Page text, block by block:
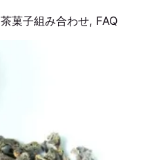
茶菓子組み合わせ, FAQ